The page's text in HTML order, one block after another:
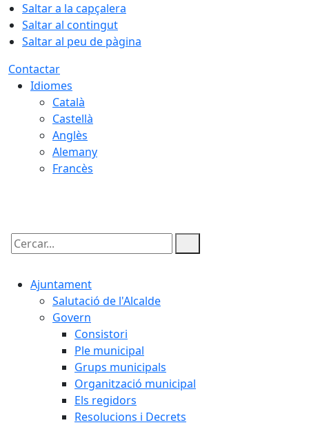
Saltar a la capçalera
Saltar al contingut
Saltar al peu de pàgina
Contactar
Idiomes
Català
Castellà
Anglès
Alemany
Francès
Cercar:
Ajuntament
Salutació de l'Alcalde
Govern
Consistori
Ple municipal
Grups municipals
Organització municipal
Els regidors
Resolucions i Decrets